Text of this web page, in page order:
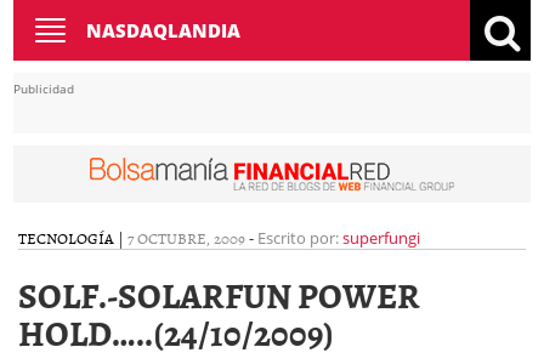
Toggle
navigation
NASDAQLANDIA
Publicidad
TECNOLOGÍA | 7 OCTUBRE, 2009- Escrito por:superfungi
SOLF.-SOLARFUN POWER
HOLD…..(24/10/2009)